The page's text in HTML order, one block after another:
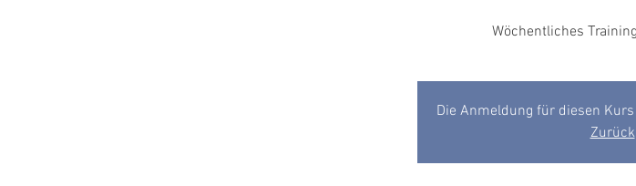
Die Anmeldung für diesen
Zurück